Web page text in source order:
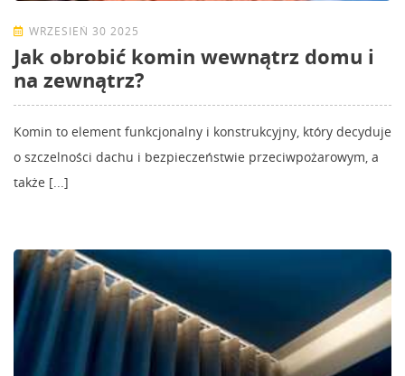
WRZESIEŃ 30 2025
Jak obrobić komin wewnątrz domu i
na zewnątrz?
Komin to element funkcjonalny i konstrukcyjny, który decyduje
o szczelności dachu i bezpieczeństwie przeciwpożarowym, a
także [...]